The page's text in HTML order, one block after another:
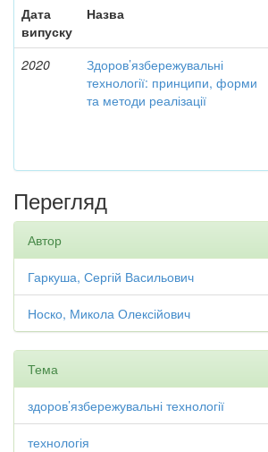
Дата
випуску
Назва
2020
Здоров’язбережувальні
технології: принципи, форми
та методи реалізації
Перегляд
Автор
Гаркуша, Сергій Васильович
Носко, Микола Олексійович
Тема
здоров’язбережувальні технології
технологія